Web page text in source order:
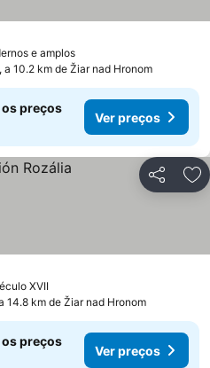
e amplosVer preços
a 10.2 km de Žiar nad Hronom
os preços
Ver preços
Partilhar
XVIIVer preços
14.8 km de Žiar nad Hronom
os preços
Ver preços